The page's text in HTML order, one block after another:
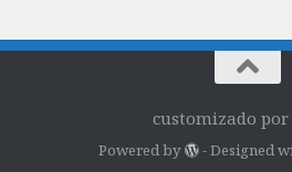
customizado por
Powered by - Designed